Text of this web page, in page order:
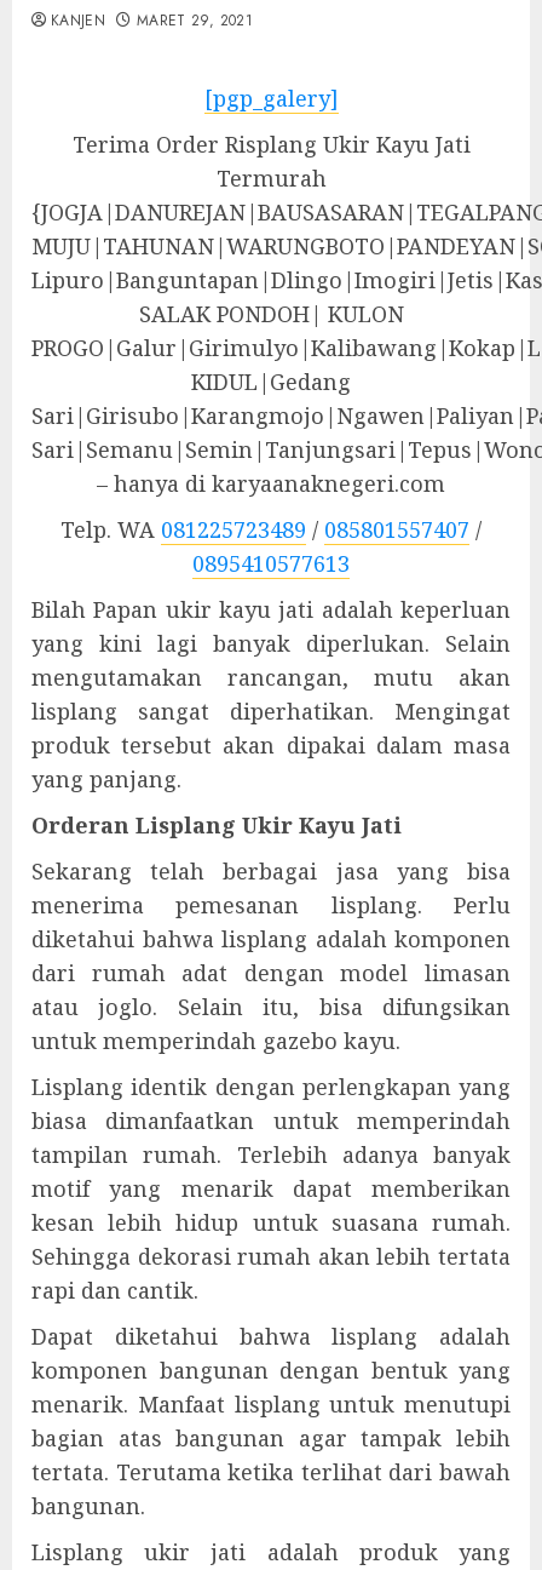
KANJEN MARET 29, 2021
[pgp_galery]
Terima Order Risplang Ukir Kayu Jati
Termurah
SALAK PONDOH| KULON
KIDUL|Gedang
– hanya di karyaanaknegeri.com
Telp. WA 081225723489 / 085801557407 /
0895410577613
Bilah Papan ukir kayu jati adalah keperluan
yang kini lagi banyak diperlukan. Selain
mengutamakan rancangan, mutu akan
lisplang sangat diperhatikan. Mengingat
produk tersebut akan dipakai dalam masa
yang panjang.
Orderan Lisplang Ukir Kayu Jati
Sekarang telah berbagai jasa yang bisa
menerima pemesanan lisplang. Perlu
diketahui bahwa lisplang adalah komponen
dari rumah adat dengan model limasan
atau joglo. Selain itu, bisa difungsikan
untuk memperindah gazebo kayu.
Lisplang identik dengan perlengkapan yang
biasa dimanfaatkan untuk memperindah
tampilan rumah. Terlebih adanya banyak
motif yang menarik dapat memberikan
kesan lebih hidup untuk suasana rumah.
Sehingga dekorasi rumah akan lebih tertata
rapi dan cantik.
Dapat diketahui bahwa lisplang adalah
komponen bangunan dengan bentuk yang
menarik. Manfaat lisplang untuk menutupi
bagian atas bangunan agar tampak lebih
tertata. Terutama ketika terlihat dari bawah
bangunan.
Lisplang ukir jati adalah produk yang